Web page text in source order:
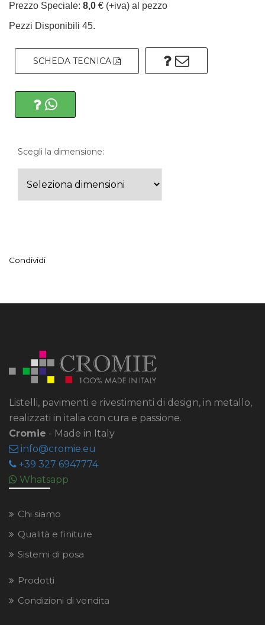
Prezzo Speciale: 8,0 € (+iva) al pezzo
Pezzi Disponibili 45.
SCHEDA TECNICA
Scegli la dimensione:
Condividi
Listelli, pavimenti e rivestimenti di design, in metallo,
realizzati in italia con cura e passione.
Cromie - Made in Italy
info
cromie eu
+39 327 6947774
Whatsapp
Chi siamo
Qualità e finiture
Sistemi di posa
Prodotti
Condizioni di vendita